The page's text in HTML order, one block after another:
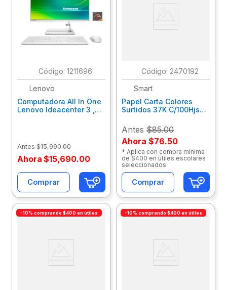
: 1211696
Lenovo
Computadora All In One
Lenovo Ideacenter 3 ,
F0G1014Nld
Antes $15,990.00
Ahora $15,690.00
Comprar
: 2470192
Smart
Papel Carta Colores
Surtidos 37K C/100Hjs
Antes $85.00
Ahora $76.50
* Aplica con compra mínima
de $400 en útiles escolares
seleccionados
Comprar
-10% comprando $400 en útiles -10% comprando $400 en útiles